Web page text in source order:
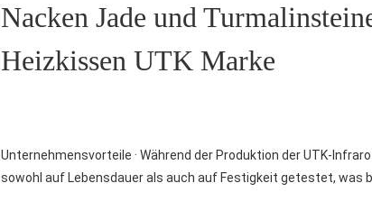
Nacken Jade und
Heizkissen UTK Marke
Unternehmensvorteile · Während der Produktion der UTK-
sowohl auf Lebensdauer als auch auf Festigkeit getestet, was